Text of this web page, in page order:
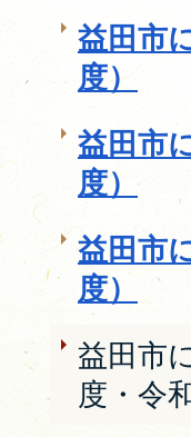
益田市
度）
益田市
度）
益田市
度）
益田市
度・令